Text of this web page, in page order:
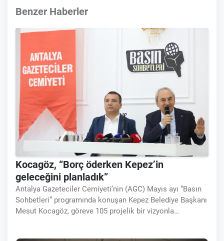
Benzer Haberler
Kocagöz, “Borç öderken Kepez’in
geleceğini planladık”
Antalya Gazeteciler Cemiyeti’nin (AGC) Mayıs ayı “Basın
Sohbetleri” programında konuşan Kepez Belediye Başkanı
Mesut Kocagöz, göreve 105 projelik bir vizyonla